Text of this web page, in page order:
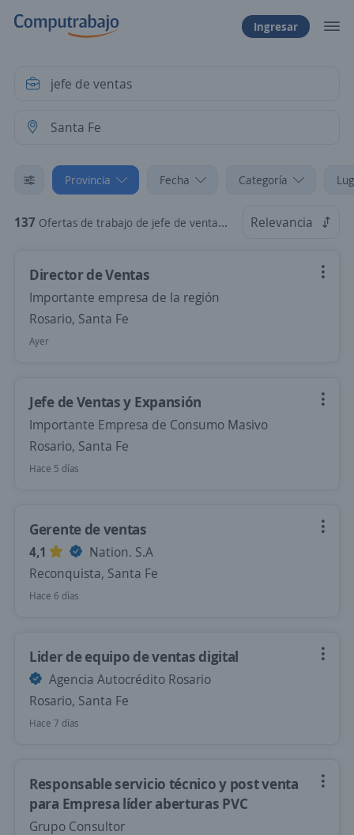
Ingresar
Provincia Fecha Categoría
137 Ofertas de trabajo de jefe de ventas en Santa Fe Relevancia
Director de Ventas
Importante empresa de la región
Rosario, Santa Fe
Ayer
Jefe de Ventas y Expansión
Importante Empresa de Consumo Masivo
Rosario, Santa Fe
Hace 5 días
Gerente de ventas
4,1
Nation. S.A
Reconquista, Santa Fe
Hace 6 días
Lider de equipo de ventas digital
Agencia Autocrédito Rosario
Rosario, Santa Fe
Hace 7 días
Responsable servicio técnico y post venta
para Empresa líder aberturas PVC
Grupo Consultor